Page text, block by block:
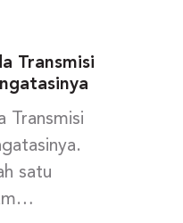
Transmisi
Transmisi
satu